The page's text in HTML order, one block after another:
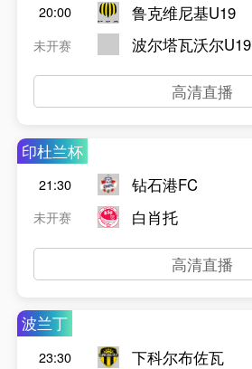
20:00
未开赛
鲁克维尼基U19
波尔塔瓦沃尔U19
高清直播
印杜兰杯
21:30
未开赛
钻石港FC
白肖托
高清直播
波兰丁
23:30 下科尔布佐瓦